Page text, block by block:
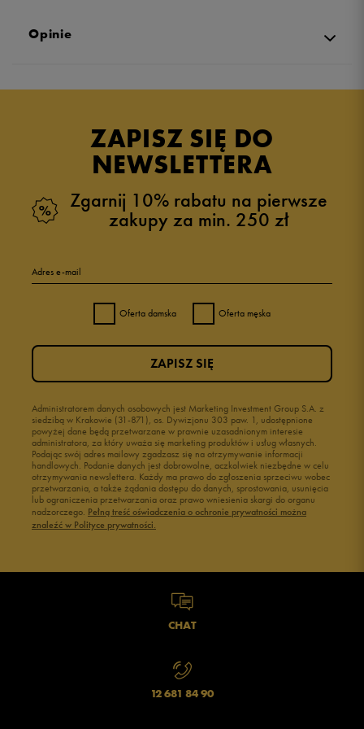
Opinie
ZAPISZ SIĘ DO
NEWSLETTERA
Zgarnij 10% rabatu na pierwsze
zakupy za min. 250 zł
Adres e-mail
Oferta damska Oferta męska
Administratorem danych osobowych jest Marketing Investment Group S.A. z
siedzibą w Krakowie (31-871), os. Dywizjonu 303 paw. 1, udostępnione
powyżej dane będą przetwarzane w prawnie uzasadnionym interesie
administratora, za który uważa się marketing produktów i usług własnych.
Podając swój adres mailowy zgadzasz się na otrzymywanie informacji
handlowych. Podanie danych jest dobrowolne, aczkolwiek niezbędne w celu
otrzymywania newslettera. Każdy ma prawo do zgłoszenia sprzeciwu wobec
przetwarzania, a także żądania dostępu do danych, sprostowania, usunięcia
lub ograniczenia przetwarzania oraz prawo wniesienia skargi do organu
nadzorczego. Pełną treść oświadczenia o ochronie prywatności można
znaleźć w Polityce prywatności.
ZAPISZ SIĘ
CHAT
12 681 84 90